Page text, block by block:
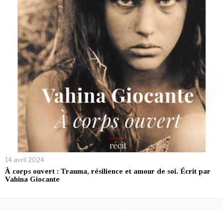
14 avril 2024
À corps ouvert : Trauma, résilience et amour de soi. Écrit par
Vahina Giocante